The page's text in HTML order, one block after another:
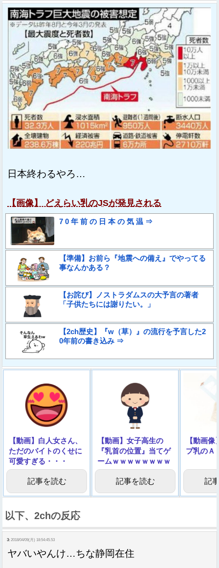
日本終わるやろ…
【画像】 どえらい乳のJSが発見される
7 0 年 前 の 日 本 の 気 温 ⇒
【準備】お前ら『地震への備え』でやってる
事なんかある？
【お詫び】ノストラダムスの大予言の著者
「子供たちには謝りたい。」
【2ch歴史】『w（草）』の流行を予言した2
0年前の書き込み ⇒
【動画】白人女さん、
ただのバイトのくせに
可愛すぎる・・・
記事を読む
【動画】女子高生の
『乳首の位置』当てゲ
ームｗｗｗｗｗｗｗｗ
ｗｗ
記事を読む
【動画
プ乳のＡ
記
以下、2chの反応
3: 2018/04/09(月) 18:54:45.53
ヤバいやんけ…ちな静岡在住